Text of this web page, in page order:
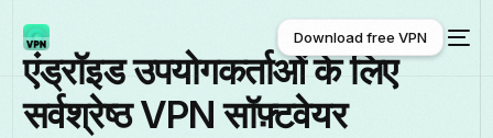
Download free VPN
Download free VPN
एंड्रॉइड उपयोगकर्ताओं के लिए
सर्वश्रेष्ठ VPN सॉफ़्टवेयर